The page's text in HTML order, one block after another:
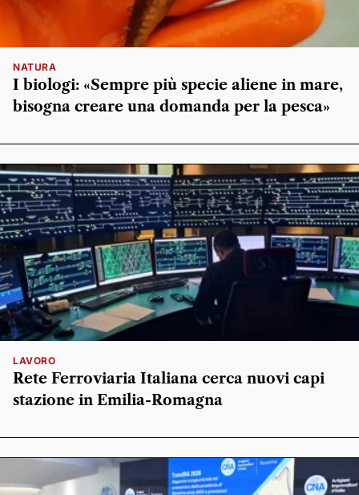
NATURA
I biologi: «Sempre più specie aliene in mare,
bisogna creare una domanda per la pesca»
LAVORO
Rete Ferroviaria Italiana cerca nuovi capi
stazione in Emilia-Romagna